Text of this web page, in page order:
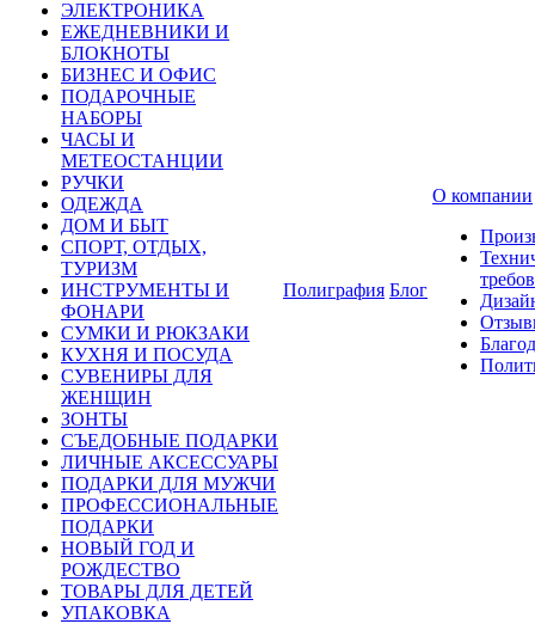
ЭЛЕКТРОНИКА
ЕЖЕДНЕВНИКИ И
БЛОКНОТЫ
БИЗНЕС И ОФИС
ПОДАРОЧНЫЕ
НАБОРЫ
ЧАСЫ И
МЕТЕОСТАНЦИИ
РУЧКИ
ОДЕЖДА
ДОМ И БЫТ
СПОРТ, ОТДЫХ,
ТУРИЗМ
ИНСТРУМЕНТЫ И
ФОНАРИ
СУМКИ И РЮКЗАКИ
КУХНЯ И ПОСУДА
СУВЕНИРЫ ДЛЯ
ЖЕНЩИН
ЗОНТЫ
СЪЕДОБНЫЕ ПОДАРКИ
ЛИЧНЫЕ АКСЕССУАРЫ
ПОДАРКИ ДЛЯ МУЖЧИ
ПРОФЕССИОНАЛЬНЫЕ
ПОДАРКИ
НОВЫЙ ГОД И
РОЖДЕСТВО
ТОВАРЫ ДЛЯ ДЕТЕЙ
УПАКОВКА
Полиграфия Блог
О компании